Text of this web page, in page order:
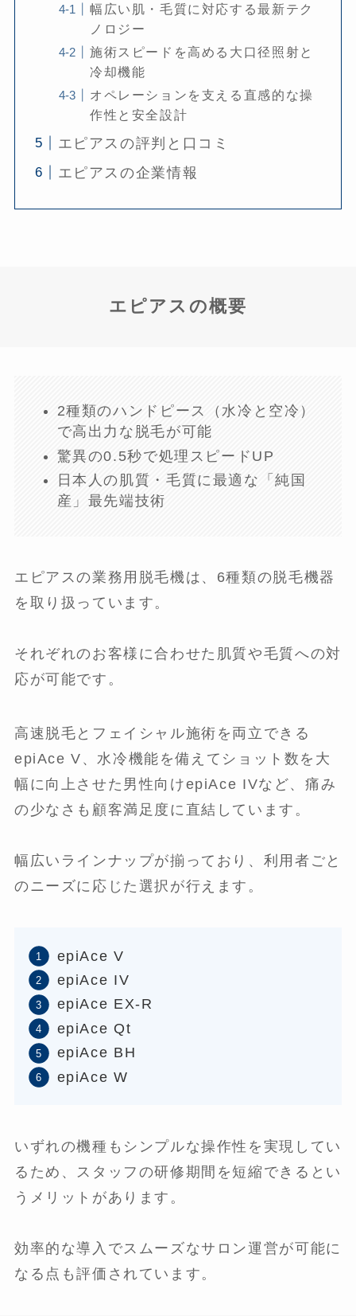
幅広い肌・毛質に対応する最新テク
ノロジー
施術スピードを高める大口径照射と
冷却機能
オペレーションを支える直感的な操
作性と安全設計
エピアスの評判と口コミ
エピアスの企業情報
エピアスの概要
2種類のハンドピース（水冷と空冷）
で高出力な脱毛が可能
驚異の0.5秒で処理スピードUP
日本人の肌質・毛質に最適な「純国
産」最先端技術
エピアスの業務用脱毛機は、6種類の脱毛機器
を取り扱っています。
それぞれのお客様に合わせた肌質や毛質への対
応が可能です。
高速脱毛とフェイシャル施術を両立できる
epiAce V、水冷機能を備えてショット数を大
幅に向上させた男性向けepiAce IVなど、痛み
の少なさも顧客満足度に直結しています。
幅広いラインナップが揃っており、利用者ごと
のニーズに応じた選択が行えます。
epiAce V
epiAce IV
epiAce EX-R
epiAce Qt
epiAce BH
epiAce W
いずれの機種もシンプルな操作性を実現してい
るため、スタッフの研修期間を短縮できるとい
うメリットがあります。
効率的な導入でスムーズなサロン運営が可能に
なる点も評価されています。